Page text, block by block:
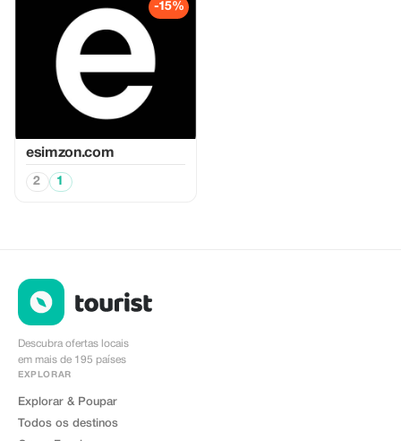
-15%
esimzon.com
2 1
Descubra ofertas locais
em mais de 195 países
EXPLORAR
Explorar & Poupar
Todos os destinos